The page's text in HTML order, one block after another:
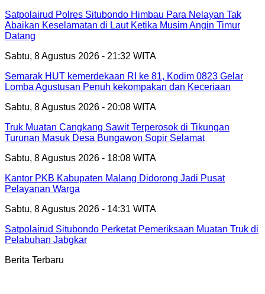
Satpolairud Polres Situbondo Himbau Para Nelayan Tak
Abaikan Keselamatan di Laut Ketika Musim Angin Timur
Datang
Sabtu, 8 Agustus 2026 - 21:32 WITA
Semarak HUT kemerdekaan RI ke 81, Kodim 0823 Gelar
Lomba Agustusan Penuh kekompakan dan Keceriaan
Sabtu, 8 Agustus 2026 - 20:08 WITA
Truk Muatan Cangkang Sawit Terperosok di Tikungan
Turunan Masuk Desa Bungawon Sopir Selamat
Sabtu, 8 Agustus 2026 - 18:08 WITA
Kantor PKB Kabupaten Malang Didorong Jadi Pusat
Pelayanan Warga
Sabtu, 8 Agustus 2026 - 14:31 WITA
Satpolairud Situbondo Perketat Pemeriksaan Muatan Truk di
Pelabuhan Jabgkar
Berita Terbaru